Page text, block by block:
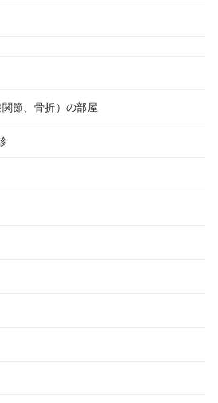
節、骨折）の部屋